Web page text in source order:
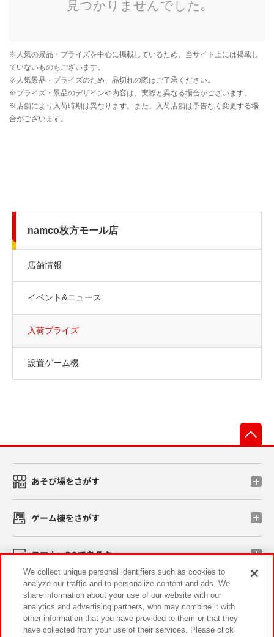
namco枚方モール店
店舗情報
イベント&ニュース
入荷プライズ
設置ゲーム機
あそび場をさがす
ゲーム機をさがす
スマホ・PCであそぶ
イベント・キャンペーン
We collect unique personal identifiers such as cookies to
analyze our traffic and to personalize content and ads. We
share information about your use of our website with our
analytics and advertising partners, who may combine it with
other information that you have provided to them or that they
have collected from your use of their services. Please click